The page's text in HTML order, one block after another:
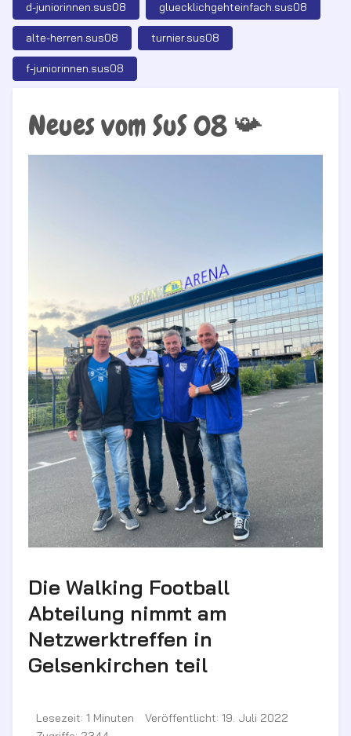
d-juniorinnen.sus08 gluecklichgehteinfach.sus08
alte-herren.sus08 turnier.sus08
f-juniorinnen.sus08
Neues vom SuS 08 📯
Die Walking Football
Abteilung nimmt am
Netzwerktreffen in
Gelsenkirchen teil
Lesezeit: 1 Minuten
Veröffentlicht: 19. Juli 2022